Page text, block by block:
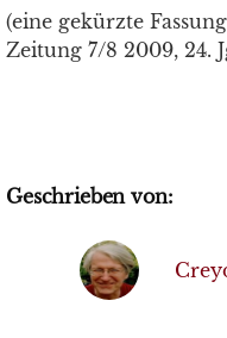
(eine gekürzte
Zeitung 7/8 2009, 24.
Geschrieben von: